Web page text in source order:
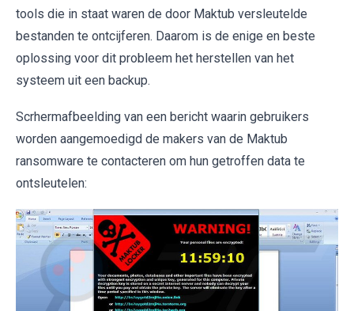
tools die in staat waren de door Maktub versleutelde
bestanden te ontcijferen. Daarom is de enige en beste
oplossing voor dit probleem het herstellen van het
systeem uit een backup.
Scrhermafbeelding van een bericht waarin gebruikers
worden aangemoedigd de makers van de Maktub
ransomware te contacteren om hun getroffen data te
ontsleutelen: